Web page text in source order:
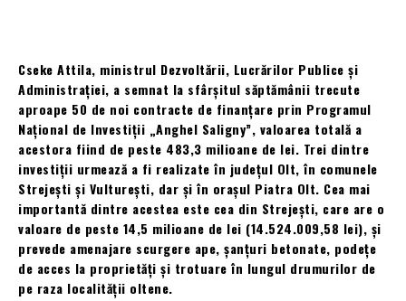
Cseke Attila, ministrul Dezvoltării, Lucrărilor Publice și
Administrației, a semnat la sfârșitul săptămânii trecute
aproape 50 de noi contracte de finanțare prin Programul
Național de Investiții „Anghel Saligny”, valoarea totală a
acestora fiind de peste 483,3 milioane de lei. Trei dintre
investiții urmează a fi realizate în județul Olt, în comunele
Strejești și Vulturești, dar și în orașul Piatra Olt. Cea mai
importantă dintre acestea este cea din Strejești, care are o
valoare de peste 14,5 milioane de lei (14.524.009,58 lei), și
prevede amenajare scurgere ape, șanțuri betonate, podețe
de acces la proprietăți și trotuare în lungul drumurilor de
pe raza localității oltene.